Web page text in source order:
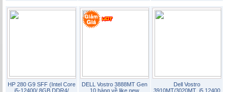
HP 280 G9 SFF (Intel Core
i5-12400/ 8GB DDR4/
DELL Vostro 3888MT Gen
10 hàng về like new
Dell Vostro
3910MT/3020MT i5 12400